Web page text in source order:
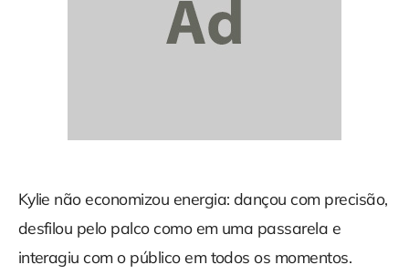
Kylie não economizou energia: dançou com precisão,
desfilou pelo palco como em uma passarela e
interagiu com o público em todos os momentos.